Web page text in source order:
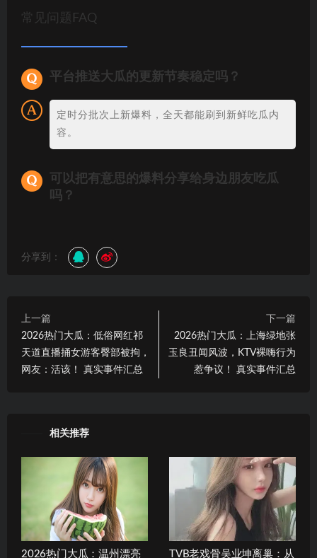
常见问题FAQ
平台推送大瓜的更新节奏稳定吗？
定时分批次上新爆料，全天都能刷到新鲜吃瓜内
容。
可以把有意思的爆料分享给身边朋友吃瓜
吗？
分享到：
上一篇
2026热门大瓜：低俗网红祁
天道直播捅女游客臀部被拘，
网友：活该！ 真实事件汇总
下一篇
2026热门大瓜：上海绿地张
玉良丑闻风波，KTV裸嗨行为
惹争议！ 真实事件汇总
相关推荐
2026热门大瓜：温州漂亮 TVB老戏骨吴业坤离巢：从